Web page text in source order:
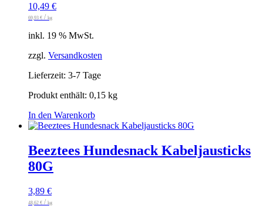
10,49 €
69,93 € / kg
inkl. 19 % MwSt.
zzgl. Versandkosten
Lieferzeit: 3-7 Tage
Produkt enthält: 0,15 kg
In den Warenkorb
Beeztees Hundesnack Kabeljausticks
80G
3,89 €
48,62 € / kg